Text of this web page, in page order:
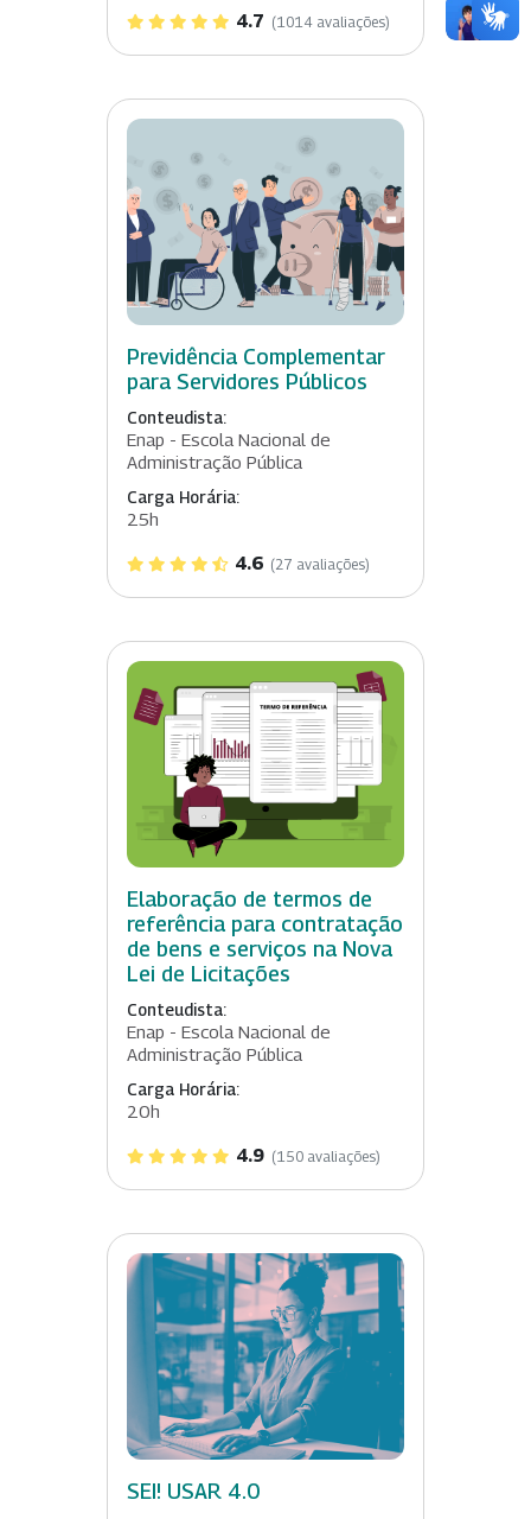
4.7 (1014 avaliações)
Previdência Complementar
para Servidores Públicos
Conteudista:
Enap - Escola Nacional de
Administração Pública
Carga Horária:
25h
4.6 (27 avaliações)
Elaboração de termos de
referência para contratação
de bens e serviços na Nova
Lei de Licitações
Conteudista:
Enap - Escola Nacional de
Administração Pública
Carga Horária:
20h
4.9 (150 avaliações)
SEI! USAR 4.0